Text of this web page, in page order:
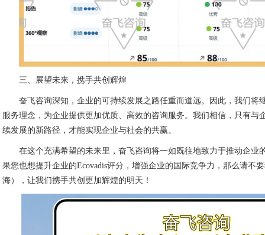
三、展望未来，携手共创辉煌
奋飞咨询深知，企业的可持续发展之路任重而道远。因此，我们将
服务理念，为企业提供更加优质、高效的咨询服务。我们相信，只有与
续发展的新路径，才能实现企业与社会的共赢。
在这个充满希望的未来里，奋飞咨询将一如既往地致力于推动企业
果您也想提升企业的Ecovadis评分，增强企业的国际竞争力，那么请不
海），让我们携手共创更加辉煌的明天！